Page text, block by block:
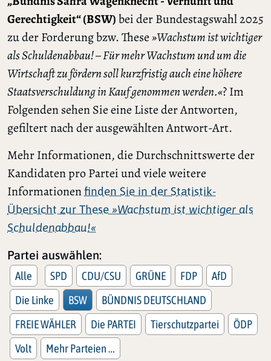
Gerechtigkeit“ (BSW)bei der Bundestagswahl 2025
zu der Forderung bzw. These»Wachstum ist wichtiger
als Schuldenabbau! – Für mehr Wachstum und um die
Wirtschaft zu fördern soll kurzfristig auch eine höhere
Staatsverschuldung in Kauf genommen werden.«? Im
Folgenden sehen Sie eine Liste der Antworten,
gefiltert nach der ausgewählten Antwort-Art.
Mehr Informationen, die Durchschnittswerte der
Kandidaten pro Partei und viele weitere
Informationenfinden Sie in der Statistik-
Übersicht zur These »Wachstum ist wichtiger als
Schuldenabbau!«
Partei auswählen:
Alle SPD CDU/CSU GRÜNE FDP
AfD
Die Linke
BSW
BÜNDNIS DEUTSCHLAND
FREIE WÄHLER
Die PARTEI Tierschutzpartei
ÖDP
Volt
Mehr Parteien …